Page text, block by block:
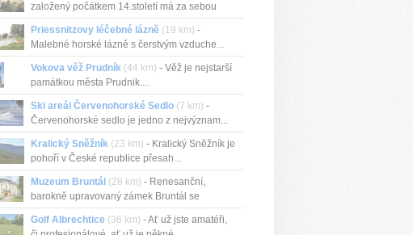
založený počátkem 14.století má za sebou
bohat...
Priessnitzovy léčebné lázně (19 km) -
Malebné horské lázně s čerstvým vzduche...
Vokova věž Prudník (44 km) - Věž je nejstarší
památkou města Prudnik....
Ski areál Červenohorské Sedlo (7 km) -
Červenohorské sedlo je jedno z nejvýznam...
Kralický Sněžník (23 km) - Kralický Sněžník je
pohoří v České republice přesah...
Muzeum Bruntál (28 km) - Renesanční,
barokně upravovaný zámek Bruntál se
zámeckou...
Golf Albrechtice (36 km) - Ať už jste amatéři,